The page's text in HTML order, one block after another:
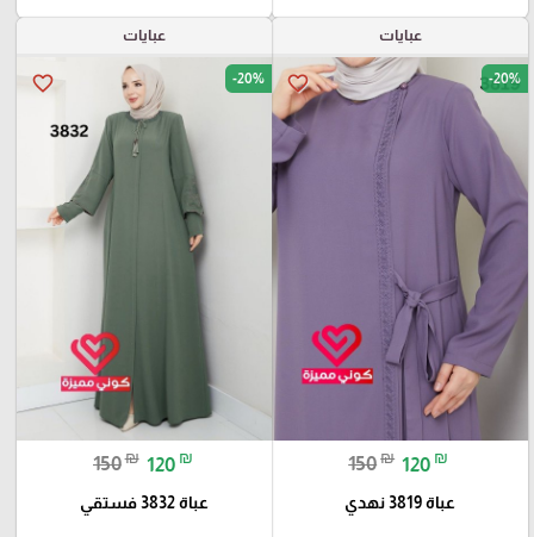
عبايات
favorite_border -20%
150₪ 120 ₪
عباة 3819 نهدي
عبايات
favorite_border -20%
150₪ 120 ₪
عباة 3832 فستقي